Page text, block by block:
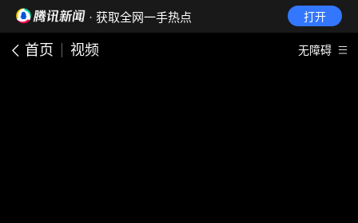
· 获取全网一手热点 打开
首页 视频 无障碍